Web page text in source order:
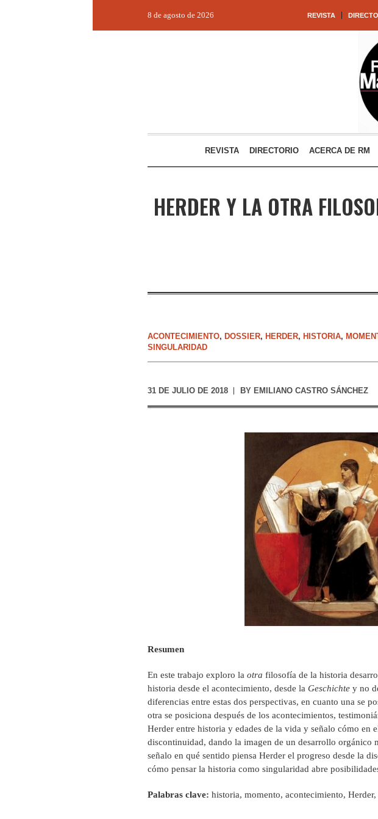
REVISTA
8 de agosto de 2026
REVISTA DIRECTORIO ACERCA DE RM
HERDER Y LA OTRA
ACONTECIMIENTO, DOSSIER, HERDER, HISTORIA,
SINGULARIDAD
31 DE JULIO DE 2018 BY EMILIANO CASTRO SÁNCHEZ
Resumen
En este trabajo exploro la otra filosofía de la historia
historia desde el acontecimiento, desde la Geschichte y no
diferencias entre estas dos perspectivas, en cuanto una se
otra se posiciona después de los acontecimientos,
Herder entre historia y edades de la vida y señalo cómo en
discontinuidad, dando la imagen de un desarrollo orgánico
señalo en qué sentido piensa Herder el progreso desde la
cómo pensar la historia como singularidad abre
Palabras clave: historia, momento, acontecimiento,